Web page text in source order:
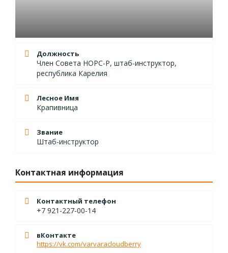
Должность
Член Совета НОРС-Р, штаб-инструктор,
республика Карелия
Лесное Имя
Крапивница
Звание
Штаб-инструктор
Контактная информация
Контактный телефон
+7 921-227-00-14
вКонтакте
https://vk.com/varvaracloudberry